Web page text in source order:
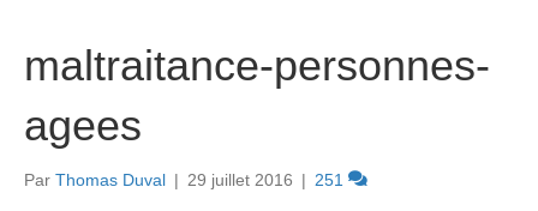
maltraitance-personnes-
agees
Par Thomas Duval | 29 juillet 2016 | 251